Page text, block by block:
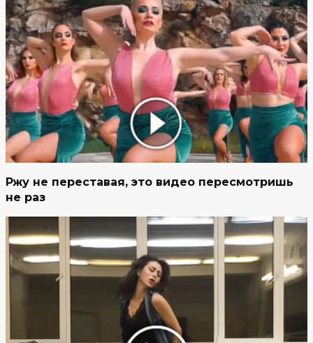
Ржу не переставая, это видео пересмотришь
не раз